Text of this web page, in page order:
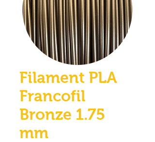
Filament PLA
Francofil
Bronze 1.75
mm